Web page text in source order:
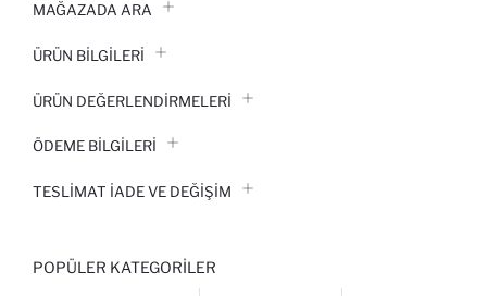
MAĞAZADA ARA
ÜRÜN BILGILERI
ÜRÜN DEĞERLENDİRMELERİ
ÖDEME BİLGİLERİ
TESLIMAT İADE VE DEĞIŞIM
POPÜLER KATEGORILER